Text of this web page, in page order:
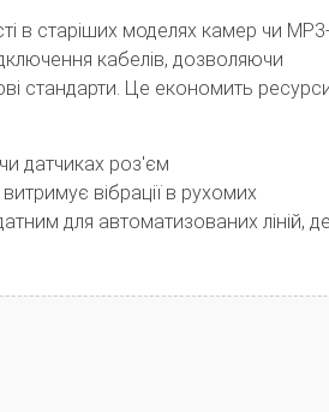
в старіших моделях камер чи
кабелів, дозволяючи
стандарти. Це економить
датчиках роз'єм
вібрації в рухомих
для автоматизованих ліній,